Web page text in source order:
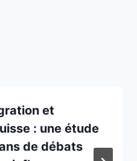
et
: une étude
de débats